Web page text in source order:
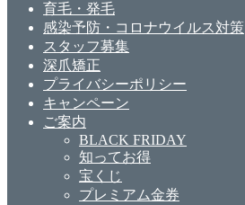
育毛・発毛
感染予防・コロナウイルス対策
スタッフ募集
深爪矯正
プライバシーポリシー
キャンペーン
ご案内
BLACK FRIDAY
知ってお得
宝くじ
プレミアム金券